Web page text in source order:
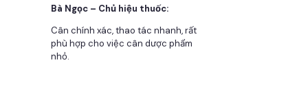
Bà Ngọc – Chủ hiệu thuốc:
Cân chính xác, thao tác nhanh, rất
phù hợp cho việc cân dược phẩm
nhỏ.